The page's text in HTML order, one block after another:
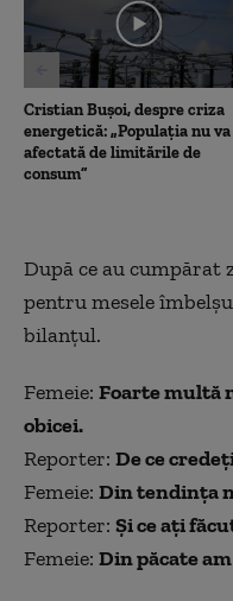
seconds
Cristian Bușoi, despre criza
energetică: „Populația nu
afectată de limitările de
consum”
După ce au cumpărat
pentru mesele
bilanţul.
Femeie: Foarte multă
obicei.
Reporter: De ce
Femeie: Din tendinţa
Reporter: Şi ce aţi
Femeie: Din păcate